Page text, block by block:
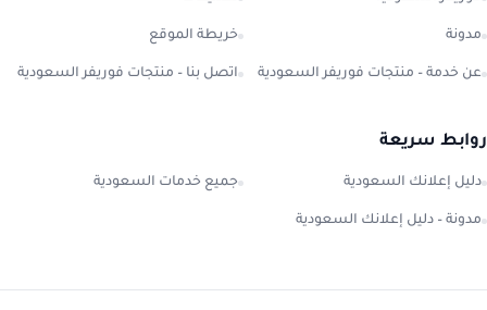
مدونة خريطة الموقع
عن خدمة – منتجات فوريفر السعودية اتصل بنا – منتجات فوريفر السعودية
روابط سريعة
دليل إعلانك السعودية جميع خدمات السعودية
مدونة – دليل إعلانك السعودية